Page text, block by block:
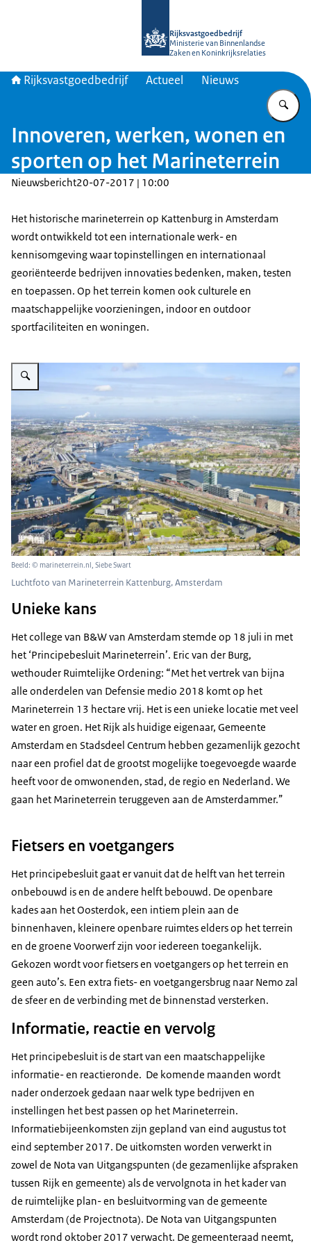
Rijksvastgoedbedrijf
Ministerie van Binnenlandse
Zaken en Koninkrijksrelaties
Rijksvastgoedbedrijf Actueel Nieuws
Innoveren, werken, wonen en
sporten op het Marineterrein
Nieuwsbericht20-07-2017 | 10:00
Het historische marineterrein op Kattenburg in Amsterdam
wordt ontwikkeld tot een internationale werk- en
kennisomgeving waar topinstellingen en internationaal
georiënteerde bedrijven innovaties bedenken, maken, testen
en toepassen. Op het terrein komen ook culturele en
maatschappelijke voorzieningen, indoor en outdoor
sportfaciliteiten en woningen.
Vergroot afbeelding Amsterdam, Marineterrein Kattenburg, luchtfoto
Beeld: © marineterrein.nl, Siebe Swart
Luchtfoto van Marineterrein Kattenburg, Amsterdam
Unieke kans
Het college van B&W van Amsterdam stemde op 18 juli in met
het ‘Principebesluit Marineterrein’. Eric van der Burg,
wethouder Ruimtelijke Ordening: “Met het vertrek van bijna
alle onderdelen van Defensie medio 2018 komt op het
Marineterrein 13 hectare vrij. Het is een unieke locatie met veel
water en groen. Het Rijk als huidige eigenaar, Gemeente
Amsterdam en Stadsdeel Centrum hebben gezamenlijk gezocht
naar een profiel dat de grootst mogelijke toegevoegde waarde
heeft voor de omwonenden, stad, de regio en Nederland. We
gaan het Marineterrein teruggeven aan de Amsterdammer.”
Fietsers en voetgangers
Het principebesluit gaat er vanuit dat de helft van het terrein
onbebouwd is en de andere helft bebouwd. De openbare
kades aan het Oosterdok, een intiem plein aan de
binnenhaven, kleinere openbare ruimtes elders op het terrein
en de groene Voorwerf zijn voor iedereen toegankelijk.
Gekozen wordt voor fietsers en voetgangers op het terrein en
geen auto’s. Een extra fiets- en voetgangersbrug naar Nemo zal
de sfeer en de verbinding met de binnenstad versterken.
Informatie, reactie en vervolg
Het principebesluit is de start van een maatschappelijke
informatie- en reactieronde. De komende maanden wordt
nader onderzoek gedaan naar welk type bedrijven en
instellingen het best passen op het Marineterrein.
Informatiebijeenkomsten zijn gepland van eind augustus tot
eind september 2017. De uitkomsten worden verwerkt in
zowel de Nota van Uitgangspunten (de gezamenlijke afspraken
tussen Rijk en gemeente) als de vervolgnota in het kader van
de ruimtelijke plan- en besluitvorming van de gemeente
Amsterdam (de Projectnota). De Nota van Uitgangspunten
wordt rond oktober 2017 verwacht. De gemeenteraad neemt,